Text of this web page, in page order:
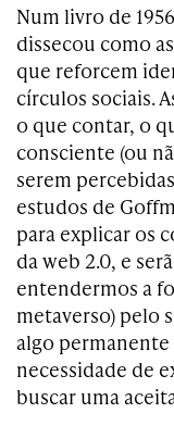
Num livro de
dissecou como
que reforcem
círculos sociais.
o que contar, o
consciente (ou
serem
estudos de
para explicar os
da web 2.0, e
entendermos a
metaverso) pelo
algo
necessidade de
buscar uma